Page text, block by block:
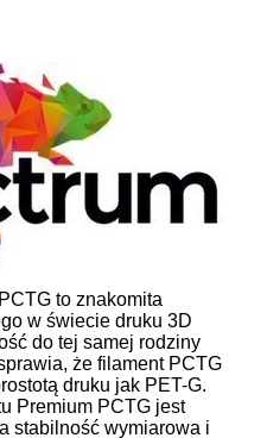
to znakomita
w świecie druku 3D
do tej samej rodziny
że filament PCTG
druku jak PET-G.
Premium PCTG jest
stabilność wymiarowa i